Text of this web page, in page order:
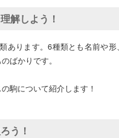
解しよう！
あります。6種類とも名前や
ばかりです。
駒について紹介します！
う！